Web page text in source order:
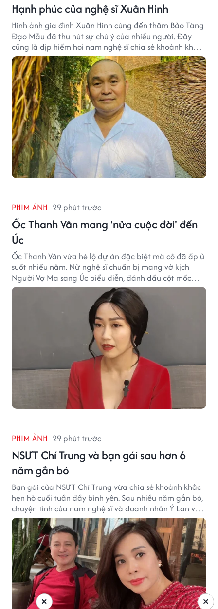
Hạnh phúc của nghệ sĩ Xuân Hinh
Hình ảnh gia đình Xuân Hinh cùng đến thăm Bảo Tàng
Đạo Mẫu đã thu hút sự chú ý của nhiều người. Đây
cũng là dịp hiếm hoi nam nghệ sĩ chia sẻ khoảnh khắc
sum họp bên người thân tại công trình văn hóa tâm
huyết của mình.
PHIM ẢNH 29 phút trước
Ốc Thanh Vân mang 'nửa cuộc đời' đến
Úc
Ốc Thanh Vân vừa hé lộ dự án đặc biệt mà cô đã ấp ủ
suốt nhiều năm. Nữ nghệ sĩ chuẩn bị mang vở kịch
Người Vợ Ma sang Úc biểu diễn, đánh dấu cột mốc
đáng nhớ trong hành trình làm nghề.
PHIM ẢNH 29 phút trước
NSƯT Chí Trung và bạn gái sau hơn 6
năm gắn bó
Bạn gái của NSƯT Chí Trung vừa chia sẻ khoảnh khắc
hẹn hò cuối tuần đầy bình yên. Sau nhiều năm gắn bó,
chuyện tình của nam nghệ sĩ và doanh nhân Ý Lan vẫn
nhận được sự quan tâm từ công chúng.
×
×